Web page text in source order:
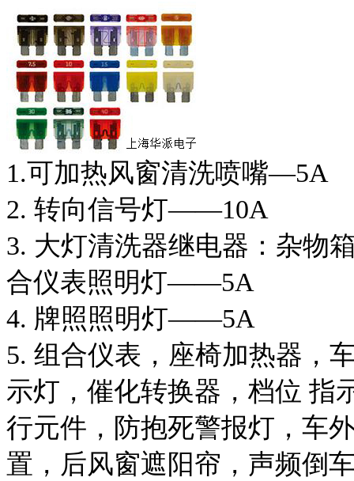
1.可加热风窗清洗喷嘴—5A
2. 转向信号灯——10A
3. 大灯清洗器继电器：杂物
合仪表照明灯——5A
4. 牌照照明灯——5A
5. 组合仪表，座椅加热器，
示灯，催化转换器，档位 指
行元件，防抱死警报灯，车
置，后风窗遮阳帘，声频倒